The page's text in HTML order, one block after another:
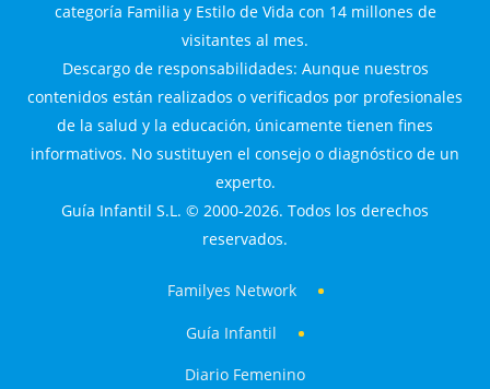
categoría Familia y Estilo de Vida con 14 millones de
visitantes al mes.
Descargo de responsabilidades: Aunque nuestros
contenidos están realizados o verificados por profesionales
de la salud y la educación, únicamente tienen fines
informativos. No sustituyen el consejo o diagnóstico de un
experto.
Guía Infantil S.L. © 2000-2026. Todos los derechos
reservados.
Familyes Network
Guía Infantil
Diario Femenino